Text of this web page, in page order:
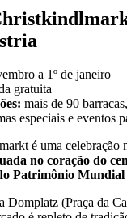
a 1º de janeiro
gratuita
mais de 90
especiais e eventos
é uma celebração
no coração do
Patrimônio
Domplatz (Praça da